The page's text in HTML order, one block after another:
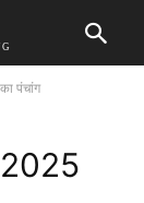
पंचांग